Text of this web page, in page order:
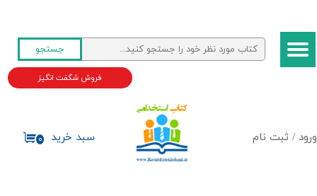
ورود / ثبت نام
حساب کاربری من
تغییر گذر واژه
جستجو
۰ سبد خرید
فروش شگفت انگیز